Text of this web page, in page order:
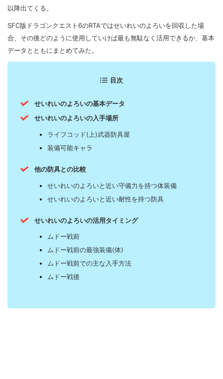
以降出てくる。
SFC版ドラゴンクエスト6のRTAではせいれいのよろいを回収した場
合、その後どのように使用していけば最も無駄なく活用できるか、基本
データとともにまとめてみた。
目次
せいれいのよろいの基本データ
せいれいのよろいの入手場所
ライフコッド(上)武器防具屋
装備可能キャラ
他の防具との比較
せいれいのよろいと近い守備力を持つ体装備
せいれいのよろいと近い耐性を持つ防具
せいれいのよろいの活用タイミング
ムドー戦前
ムドー戦前の最強装備(体)
ムドー戦前での主な入手方法
ムドー戦後